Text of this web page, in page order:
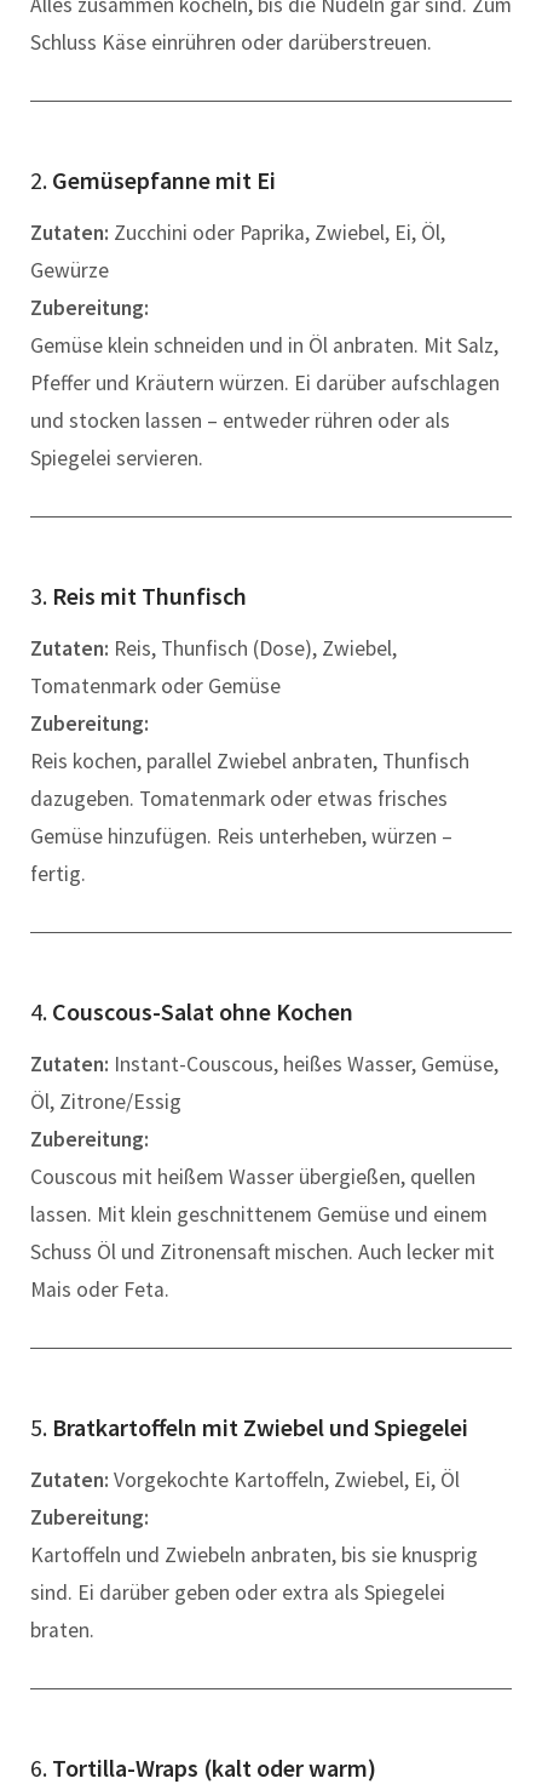
Schluss Käse einrühren oder darüberstreuen.
2. Gemüsepfanne mit Ei
Zutaten: Zucchini oder Paprika, Zwiebel, Ei, Öl,
Gewürze
Zubereitung:
Gemüse klein schneiden und in Öl anbraten. Mit Salz,
Pfeffer und Kräutern würzen. Ei darüber aufschlagen
und stocken lassen – entweder rühren oder als
Spiegelei servieren.
3. Reis mit Thunfisch
Zutaten: Reis, Thunfisch (Dose), Zwiebel,
Tomatenmark oder Gemüse
Zubereitung:
Reis kochen, parallel Zwiebel anbraten, Thunfisch
dazugeben. Tomatenmark oder etwas frisches
Gemüse hinzufügen. Reis unterheben, würzen –
fertig.
4. Couscous-Salat ohne Kochen
Zutaten: Instant-Couscous, heißes Wasser, Gemüse,
Öl, Zitrone/Essig
Zubereitung:
Couscous mit heißem Wasser übergießen, quellen
lassen. Mit klein geschnittenem Gemüse und einem
Schuss Öl und Zitronensaft mischen. Auch lecker mit
Mais oder Feta.
5. Bratkartoffeln mit Zwiebel und Spiegelei
Zutaten: Vorgekochte Kartoffeln, Zwiebel, Ei, Öl
Zubereitung:
Kartoffeln und Zwiebeln anbraten, bis sie knusprig
sind. Ei darüber geben oder extra als Spiegelei
braten.
6. Tortilla-Wraps (kalt oder warm)